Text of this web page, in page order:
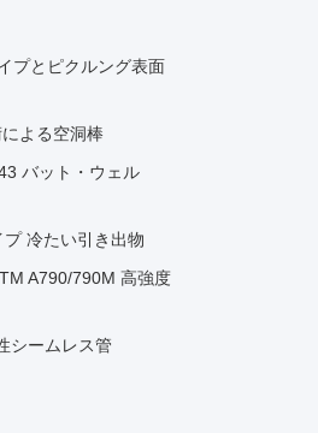
プとピクルング表面
よる空洞棒
バット・ウェル
冷たい引き出物
A790/790M 高強度
シームレス管